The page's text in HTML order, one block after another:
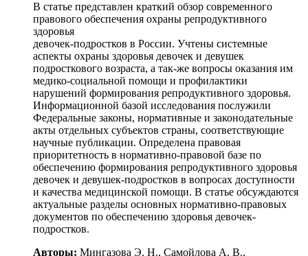
В статье представлен краткий обзор современного
правового обеспечения охраны репродуктивного
здоровья
девочек-подростков в России. Учтены системные
аспекты охраны здоровья девочек и девушек
подросткового возраста, а так-же вопросы оказания им
медико-социальной помощи и профилактики
нарушений формирования репродуктивного здоровья.
Информационной базой исследования послужили
Федеральные законы, нормативные и законодательные
акты отдельных субъектов страны, соответствующие
научные публикации. Определена правовая
приоритетность в нормативно-правовой базе по
обеспечению формирования репродуктивного здоровья
девочек и девушек-подростков в вопросах доступности
и качества медицинской помощи. В статье обсуждаются
актуальные разделы основных нормативно-правовых
документов по обеспечению здоровья девочек-
подростков.
Авторы: Мингазова Э. Н., Самойлова А. В.,